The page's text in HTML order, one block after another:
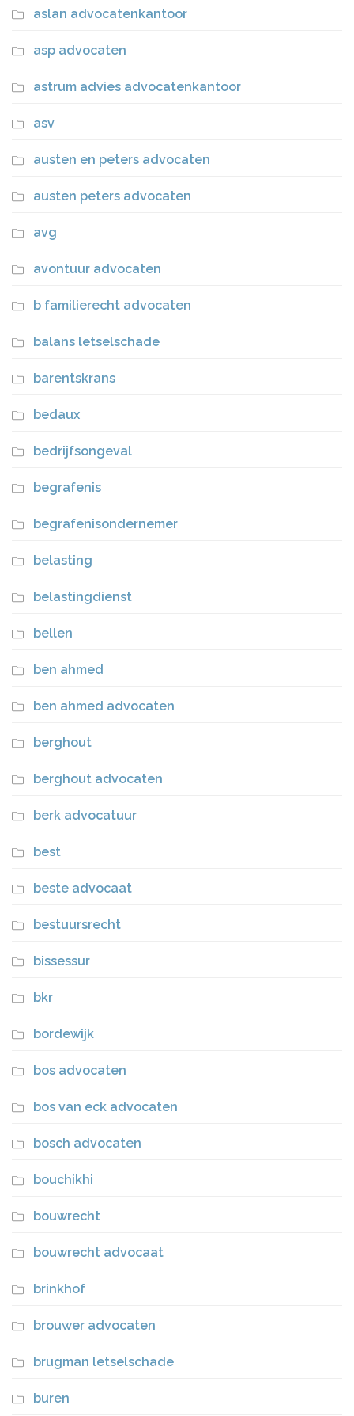
aslan advocatenkantoor
asp advocaten
astrum advies advocatenkantoor
asv
austen en peters advocaten
austen peters advocaten
avg
avontuur advocaten
b familierecht advocaten
balans letselschade
barentskrans
bedaux
bedrijfsongeval
begrafenis
begrafenisondernemer
belasting
belastingdienst
bellen
ben ahmed
ben ahmed advocaten
berghout
berghout advocaten
berk advocatuur
best
beste advocaat
bestuursrecht
bissessur
bkr
bordewijk
bos advocaten
bos van eck advocaten
bosch advocaten
bouchikhi
bouwrecht
bouwrecht advocaat
brinkhof
brouwer advocaten
brugman letselschade
buren